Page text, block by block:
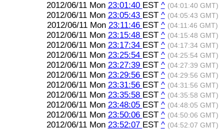
2012/06/11 Mon 23:01:40 EST ^ (04:01:40 GMT)
2012/06/11 Mon 23:05:43 EST ^ (04:05:43 GMT)
2012/06/11 Mon 23:11:46 EST ^ (04:11:46 GMT)
2012/06/11 Mon 23:15:48 EST ^ (04:15:48 GMT)
2012/06/11 Mon 23:17:34 EST ^ (04:17:34 GMT)
2012/06/11 Mon 23:25:54 EST ^ (04:25:54 GMT)
2012/06/11 Mon 23:27:39 EST ^ (04:27:39 GMT)
2012/06/11 Mon 23:29:56 EST ^ (04:29:56 GMT)
2012/06/11 Mon 23:31:56 EST ^ (04:31:56 GMT)
2012/06/11 Mon 23:35:58 EST ^ (04:35:58 GMT)
2012/06/11 Mon 23:48:05 EST ^ (04:48:05 GMT)
2012/06/11 Mon 23:50:06 EST ^ (04:50:06 GMT)
2012/06/11 Mon 23:52:07 EST ^ (04:52:07 GMT)